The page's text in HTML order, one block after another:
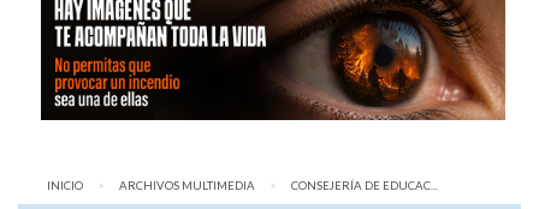
INICIO ARCHIVOS MULTIMEDIA AQUÍ:
CONSEJERÍA DE EDUCAC...